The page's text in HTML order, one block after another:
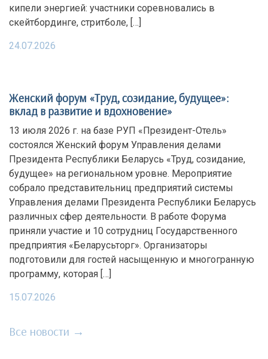
кипели энергией: участники соревновались в
скейтбординге, стритболе, […]
24.07.2026
Женский форум «Труд, созидание, будущее»:
вклад в развитие и вдохновение»
13 июля 2026 г. на базе РУП «Президент-Отель»
состоялся Женский форум Управления делами
Президента Республики Беларусь «Труд, созидание,
будущее» на региональном уровне. Мероприятие
собрало представительниц предприятий системы
Управления делами Президента Республики Беларусь
различных сфер деятельности. В работе Форума
приняли участие и 10 сотрудниц Государственного
предприятия «Беларусьторг». Организаторы
подготовили для гостей насыщенную и многогранную
программу, которая […]
15.07.2026
Все новости →